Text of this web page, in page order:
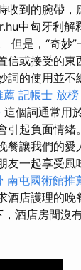
收到的腕帶，
中匈牙利解
但是，“奇妙
信或接受的東
詞的使用並不
薦 記帳士 放榜
這個詞通常用
引起負面情緒
餐讓我們的愛
友一起享受風
南屯國術館推
酒店護理的晚
，酒店房間沒